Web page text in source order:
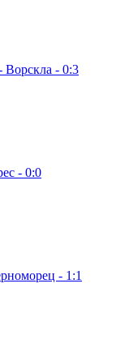
Ворскла - 0:3
- 0:0
- 1:1